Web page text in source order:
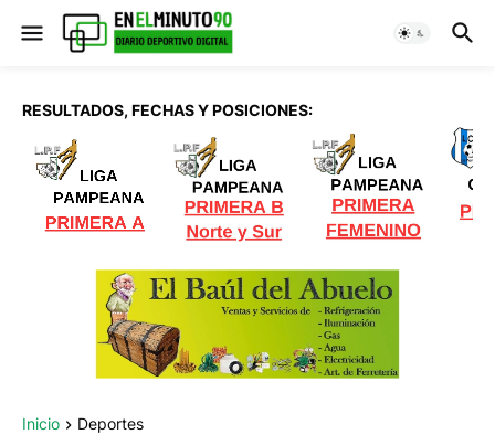
RESULTADOS, FECHAS Y POSICIONES:
Inicio Deportes